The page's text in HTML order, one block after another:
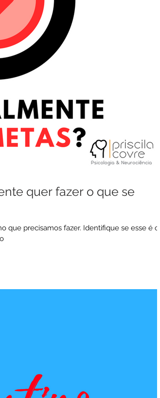
quer fazer o que se
que precisamos fazer. Identifique se esse é o